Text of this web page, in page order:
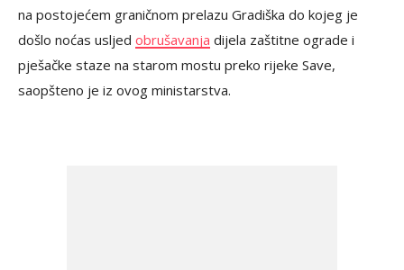
na postojećem graničnom prelazu Gradiška do kojeg je
došlo noćas usljed obrušavanja dijela zaštitne ograde i
pješačke staze na starom mostu preko rijeke Save,
saopšteno je iz ovog ministarstva.